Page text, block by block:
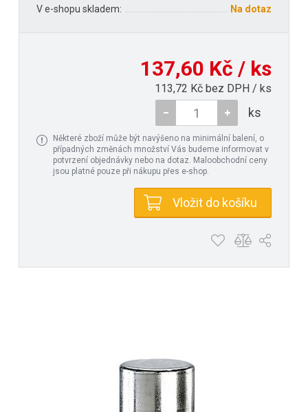
V e-shopu skladem:
Na dotaz
137,60 Kč / ks
113,72 Kč bez DPH / ks
ks
Některé zboží může být navýšeno na minimální balení, o
případných změnách množství Vás budeme informovat v
potvrzení objednávky nebo na dotaz. Maloobchodní ceny
jsou platné pouze při nákupu přes e-shop.
Vložit do košíku